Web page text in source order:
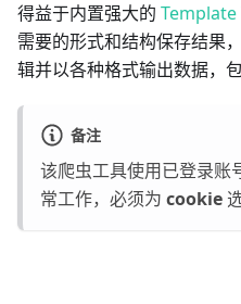
得益于内置强大的
需要的形式和结构保存结果
辑并以各种格式输出数据，
备注
该爬虫工具使用已登录账
常工作，必须为 cookie